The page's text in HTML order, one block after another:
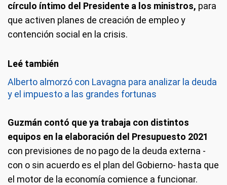
círculo íntimo del Presidente a los ministros, para
que activen planes de creación de empleo y
contención social en la crisis.
Alberto almorzó con Lavagna para analizar la deuda
y el impuesto a las grandes fortunas
Guzmán contó que ya trabaja con distintos
equipos en la elaboración del Presupuesto 2021
con previsiones de no pago de la deuda externa -
con o sin acuerdo es el plan del Gobierno- hasta que
el motor de la economía comience a funcionar.